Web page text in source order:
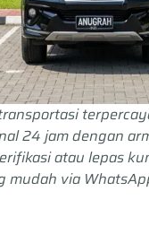
24 jam dengan
atau lepas
via